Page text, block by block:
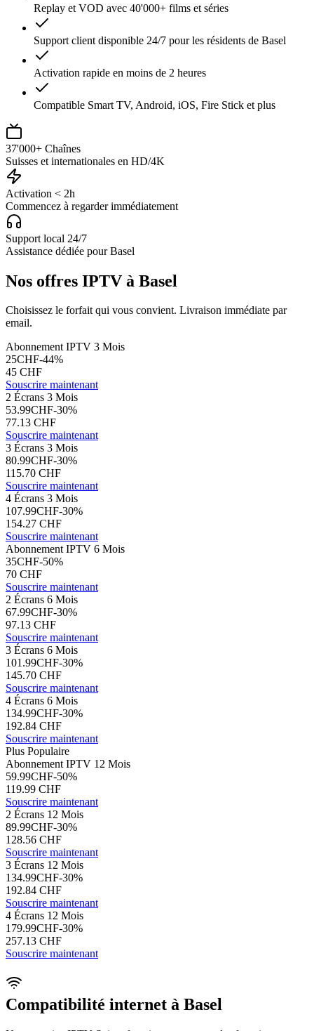
Replay et VOD avec 40'000+ films et séries
Support client disponible 24/7 pour les résidents de Basel
Activation rapide en moins de 2 heures
Compatible Smart TV, Android, iOS, Fire Stick et plus
37'000+ Chaînes
Suisses et internationales en HD/4K
Activation < 2h
Commencez à regarder immédiatement
Support local 24/7
Assistance dédiée pour Basel
Nos offres IPTV à Basel
Choisissez le forfait qui vous convient. Livraison immédiate par
email.
Abonnement IPTV 3 Mois
25CHF-44%
45 CHF
Souscrire maintenant
2 Écrans 3 Mois
53.99CHF-30%
77.13 CHF
Souscrire maintenant
3 Écrans 3 Mois
80.99CHF-30%
115.70 CHF
Souscrire maintenant
4 Écrans 3 Mois
107.99CHF-30%
154.27 CHF
Souscrire maintenant
Abonnement IPTV 6 Mois
35CHF-50%
70 CHF
Souscrire maintenant
2 Écrans 6 Mois
67.99CHF-30%
97.13 CHF
Souscrire maintenant
3 Écrans 6 Mois
101.99CHF-30%
145.70 CHF
Souscrire maintenant
4 Écrans 6 Mois
134.99CHF-30%
192.84 CHF
Souscrire maintenant
Plus Populaire
Abonnement IPTV 12 Mois
59.99CHF-50%
119.99 CHF
Souscrire maintenant
2 Écrans 12 Mois
89.99CHF-30%
128.56 CHF
Souscrire maintenant
3 Écrans 12 Mois
134.99CHF-30%
192.84 CHF
Souscrire maintenant
4 Écrans 12 Mois
179.99CHF-30%
257.13 CHF
Souscrire maintenant
Compatibilité internet à Basel